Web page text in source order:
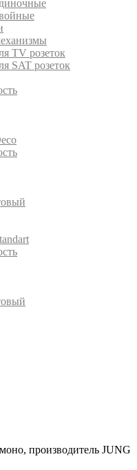
TV розеток
SAT розеток
производитель JUNG